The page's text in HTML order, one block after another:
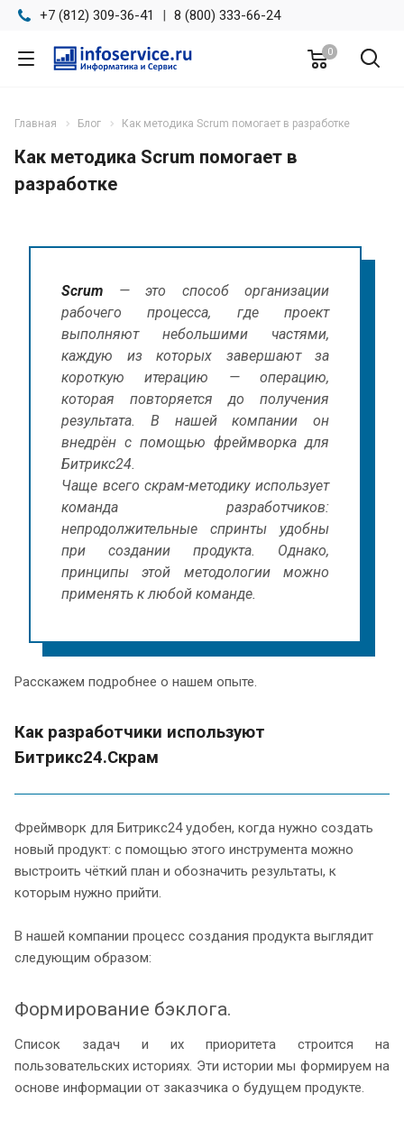
+7 (812) 309-36-41 | 8 (800) 333-66-24
0
Главная Блог Как методика Scrum помогает в разработке
Как методика Scrum помогает в
разработке
Scrum — это способ организации
рабочего процесса, где проект
выполняют небольшими частями,
каждую из которых завершают за
короткую итерацию — операцию,
которая повторяется до получения
результата. В нашей компании он
внедрён с помощью фреймворка для
Битрикс24.
Чаще всего скрам-методику использует
команда разработчиков:
непродолжительные спринты удобны
при создании продукта. Однако,
принципы этой методологии можно
применять к любой команде.
Расскажем подробнее о нашем опыте.
Как разработчики используют
Битрикс24.Скрам
Фреймворк для Битрикс24 удобен, когда нужно создать
новый продукт: с помощью этого инструмента можно
выстроить чёткий план и обозначить результаты, к
которым нужно прийти.
В нашей компании процесс создания продукта выглядит
следующим образом:
Формирование бэклога.
Список задач и их приоритета строится на
пользовательских историях. Эти истории мы формируем на
основе информации от заказчика о будущем продукте.